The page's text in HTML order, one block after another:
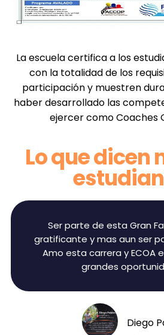
La escuela certifica a los
con la totalidad de los
participación y muestren
haber desarrollado las
ejercer como Coaches
Lo que dicen
Ser parte de esta Gran
gratificante y mas aun ser
Amo esta carrera y ECOA
grandes
Diego